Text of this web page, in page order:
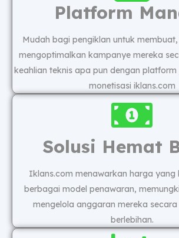
Platform
Mudah bagi pengiklan untuk
mengoptimalkan kampanye mereka
keahlian teknis apa pun dengan
monetisasi iklans.com
Solusi Hemat
Iklans.com menawarkan harga yang
berbagai model penawaran,
mengelola anggaran mereka
berlebihan.